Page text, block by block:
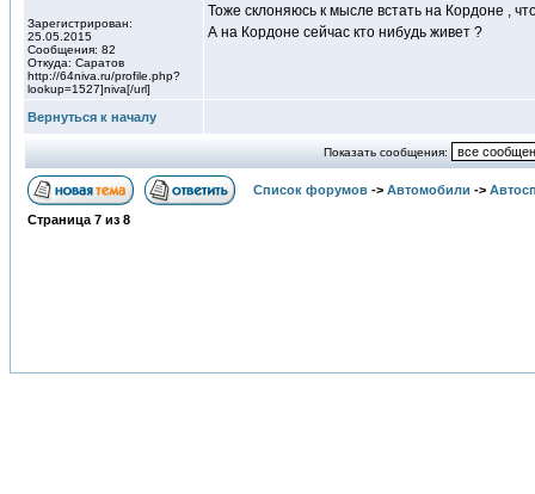
Зарегистрирован:
25.05.2015
Сообщения: 82
Откуда: Саратов
http://64niva.ru/profile.php?
lookup=1527]niva[/url]
Тоже склоняюсь к мысле встать на Кордоне ,
А на Кордоне сейчас кто нибудь живет ?
Вернуться к началу
Показать сообщения:
Список форумов -> Автомобили ->
Страница 7 из 8